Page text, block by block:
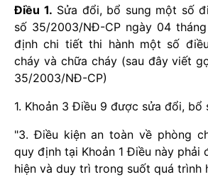
Điều 1. Sửa đổi, bổ sung một số
số 35/2003/NĐ-CP ngày 04
định chi tiết thi hành một số
cháy và chữa cháy (sau đây viết
35/2003/NĐ-CP)
1. Khoản 3 Điều 9 được sửa đổi, bổ
"3. Điều kiện an toàn về phòng
quy định tại Khoản 1 Điều này phải
hiện và duy trì trong suốt quá trình